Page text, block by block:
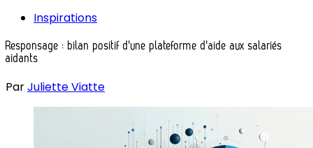
Inspirations
Responsage : bilan positif d'une plateforme d'aide aux salariés
aidants
ParJuliette Viatte